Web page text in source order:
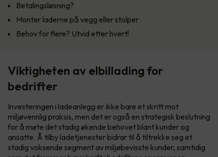
Betalingsløsning?
Monter laderne på vegg eller stolper
Behov for flere? Utvid etter hvert!
Viktigheten av elbillading for
bedrifter
Investeringen i ladeanlegg er ikke bare et skritt mot
miljøvennlig praksis, men det er også en strategisk beslutning
for å møte det stadig økende behovet blant kunder og
ansatte. Å tilby ladetjenester bidrar til å tiltrekke seg et
stadig voksende segment av miljøbevisste kunder, samtidig